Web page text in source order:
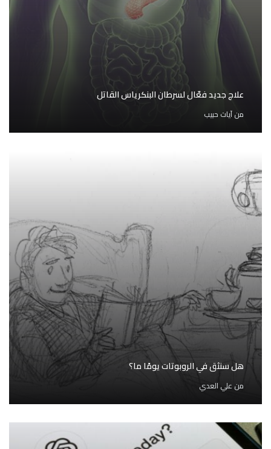
علاج جديد فعّال لسرطان البنكرياس القاتل
منآيات حبيب
هل سنثق في الروبوتات يومًا ما؟
من علي العدي